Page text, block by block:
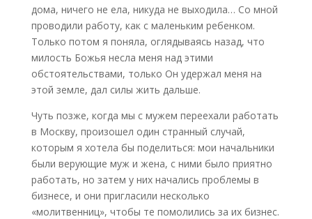
дома, ничего не ела, никуда не выходила… Со мной
проводили работу, как с маленьким ребенком.
Только потом я поняла, оглядываясь назад, что
милость Божья несла меня над этими
обстоятельствами, только Он удержал меня на
этой земле, дал силы жить дальше.
Чуть позже, когда мы с мужем переехали работать
в Москву, произошел один странный случай,
которым я хотела бы поделиться: мои начальники
были верующие муж и жена, с ними было приятно
работать, но затем у них начались проблемы в
бизнесе, и они пригласили несколько
«молитвенниц», чтобы те помолились за их бизнес.